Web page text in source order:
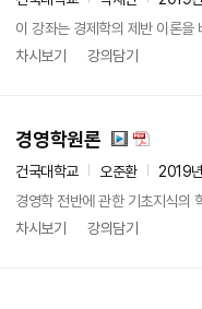
이 강좌는 경제학의 제반 이론을
차시보기
강의담기
경영학원론
건국대학교 오준환
2019
경영학 전반에 관한 기초지식의
차시보기
강의담기